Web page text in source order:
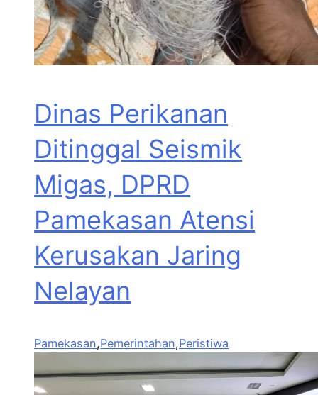
Dinas Perikanan
Ditinggal Seismik
Migas, DPRD
Pamekasan Atensi
Kerusakan Jaring
Nelayan
Pamekasan,Pemerintahan,Peristiwa